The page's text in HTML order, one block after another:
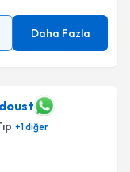
Daha Fazla
+1diğer